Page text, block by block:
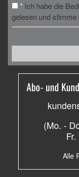
* Ich habe die
gelesen und stimme
Abo- und
(Mo. -
Alle